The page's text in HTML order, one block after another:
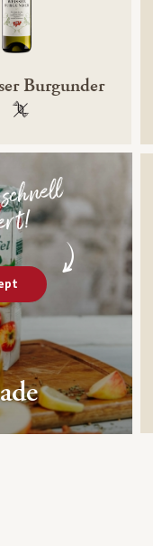
Burgunder
100 % gentechnikfrei